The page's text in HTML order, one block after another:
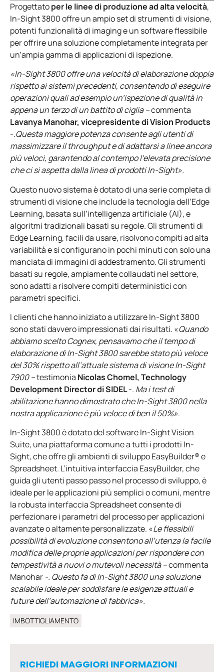
Progettatoper le linee di produzione ad alta velocità,
In-Sight 3800 offre un ampio set di strumenti di visione,
potenti funzionalità di imaging e un software flessibile
per offrire una soluzione completamente integrata per
un’ampia gamma di applicazioni di ispezione.
«In-Sight 3800 offre una velocità di elaborazione doppia
rispetto ai sistemi precedenti, consentendo di eseguire
operazioni quali ad esempio un’ispezione di qualità in
appena un terzo di un battito di ciglia –commenta
Lavanya Manohar, vicepresidente di Vision Products
-.Questa maggiore potenza consente agli utenti di
massimizzare il throughput e di adattarsi a linee ancora
più veloci, garantendo al contempo l’elevata precisione
che ci si aspetta dalla linea di prodotti In-Sight».
Questo nuovo sistema è dotato di una serie completa di
strumenti di visione che include la tecnologia dell’Edge
Learning, basata sull’intelligenza artificiale (AI), e
algoritmi tradizionali basati su regole. Gli strumenti di
Edge Learning, facili da usare, risolvono compiti ad alta
variabilità e si configurano in pochi minuti con solo una
manciata di immagini di addestramento. Gli strumenti
basati su regole, ampiamente collaudati nel settore,
sono adatti a risolvere compiti deterministici con
parametri specifici.
I clienti che hanno iniziato a utilizzare In-Sight 3800
sono stati davvero impressionati dai risultati. «Quando
abbiamo scelto Cognex, pensavamo che il tempo di
elaborazione di In-Sight 3800 sarebbe stato più veloce
del 30% rispetto all’attuale sistema di visione In-Sight
7900 –testimonia Nicolas Chomel, Technology
Development Director di SIDEL-. Ma i test di
abilitazione hanno dimostrato che In-Sight 3800 nella
nostra applicazione è più veloce di ben il 50%».
In-Sight 3800 è dotato del software In-Sight Vision
Suite, una piattaforma comune a tutti i prodotti In-
Sight, che offre gli ambienti di sviluppo EasyBuilder® e
Spreadsheet. L’intuitiva interfaccia EasyBuilder, che
guida gli utenti passo passo nel processo di sviluppo, è
ideale per le applicazioni più semplici o comuni, mentre
la robusta interfaccia Spreadsheet consente di
perfezionare i parametri del processo per applicazioni
avanzate o altamente personalizzate. «Le flessibili
possibilità di evoluzione consentono all’utenza la facile
modifica delle proprie applicazioni per rispondere con
tempestività a nuovi o mutevoli necessità –commenta
Manohar -. Questo fa di In-Sight 3800 una soluzione
scalabile ideale per soddisfare le esigenze attuali e
future dell’automazione di fabbrica».
IMBOTTIGLIAMENTO
RICHIEDI MAGGIORI INFORMAZIONI